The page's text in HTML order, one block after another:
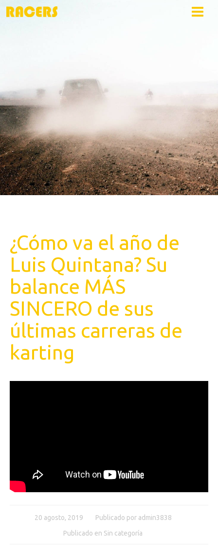
¿Cómo va el año de
Luis Quintana? Su
balance MÁS
SINCERO de sus
últimas carreras de
karting
20 agosto, 2019 Publicado por admin3838
Publicado en Sin categoría